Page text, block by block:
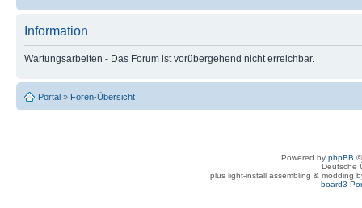
Information
Wartungsarbeiten - Das Forum ist vorübergehend nicht erreichbar.
Portal » Foren-Übersicht
Powered by phpBB
Deutsche
plus light-install assembling & modding
board3